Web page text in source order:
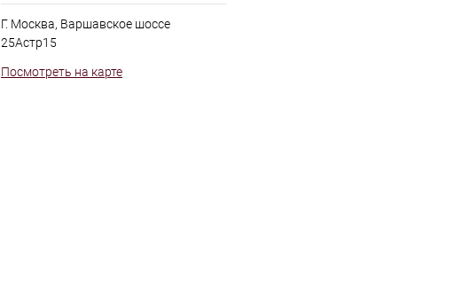
Г. Москва, Варшавское шоссе
25Астр15
Посмотреть на карте